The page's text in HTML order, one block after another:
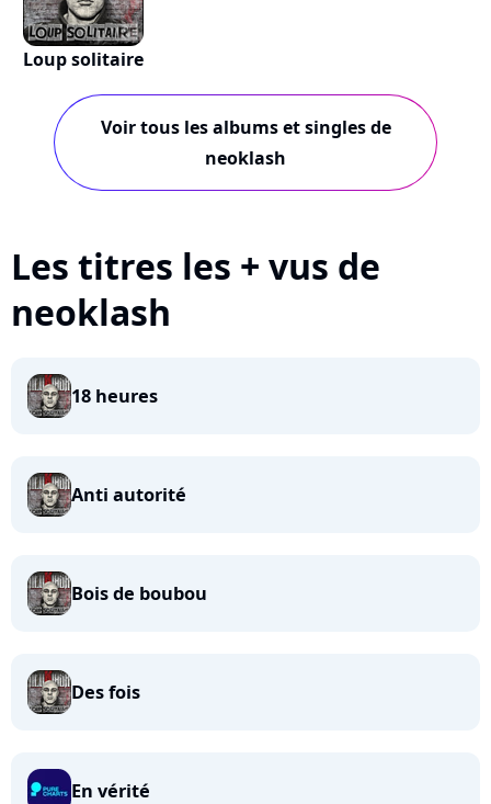
Loup solitaire
Voir tous les albums et singles de
neoklash
Les titres les + vus de
neoklash
18 heures
Anti autorité
Bois de boubou
Des fois
En vérité